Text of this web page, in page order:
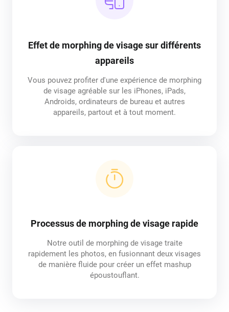
Effet de morphing de visage sur différents
appareils
Vous pouvez profiter d'une expérience de morphing
de visage agréable sur les iPhones, iPads,
Androids, ordinateurs de bureau et autres
appareils, partout et à tout moment.
Processus de morphing de visage rapide
Notre outil de morphing de visage traite
rapidement les photos, en fusionnant deux visages
de manière fluide pour créer un effet mashup
époustouflant.